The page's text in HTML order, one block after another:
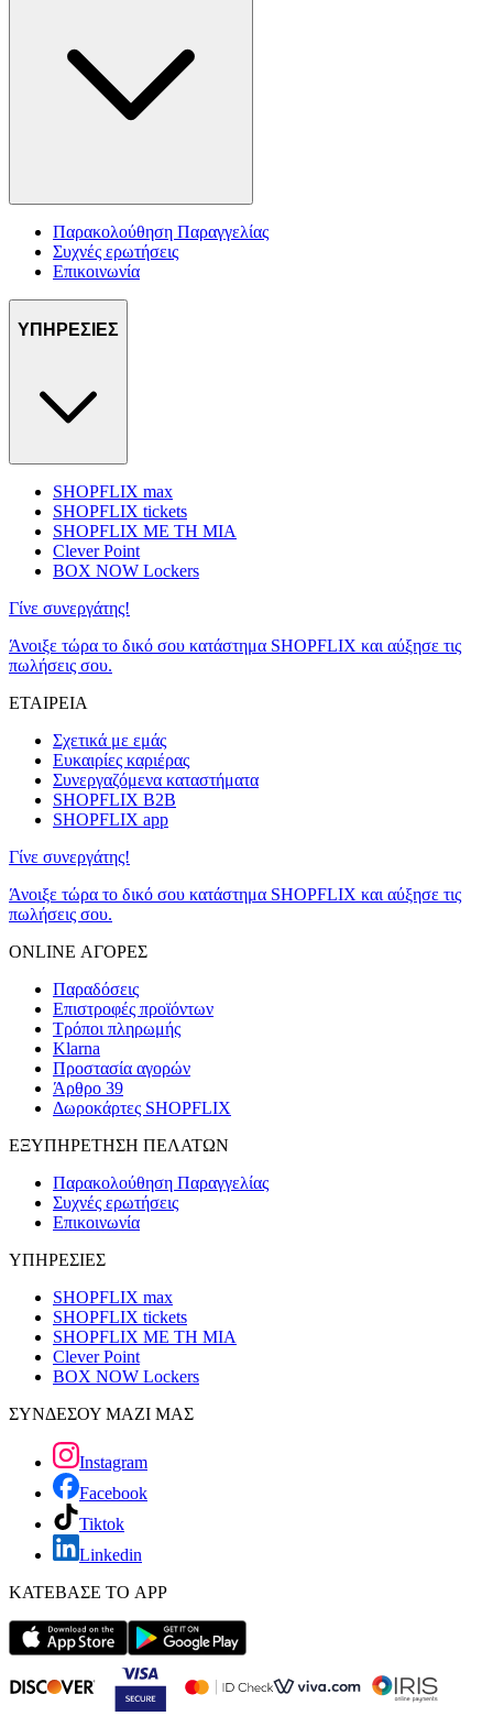
Παρακολούθηση Παραγγελίας
Συχνές ερωτήσεις
Επικοινωνία
ΥΠΗΡΕΣΙΕΣ
SHOPFLIX max
SHOPFLIX tickets
SHOPFLIX ΜΕ ΤΗ ΜΙΑ
Clever Point
BOX NOW Lockers
Γίνε συνεργάτης!
Άνοιξε τώρα το δικό σου κατάστημα SHOPFLIX και αύξησε τις
πωλήσεις σου.
ΕΤΑΙΡΕΙΑ
Σχετικά με εμάς
Ευκαιρίες καριέρας
Συνεργαζόμενα καταστήματα
SHOPFLIX B2B
SHOPFLIX app
Γίνε συνεργάτης!
Άνοιξε τώρα το δικό σου κατάστημα SHOPFLIX και αύξησε τις
πωλήσεις σου.
ONLINE ΑΓΟΡΕΣ
Παραδόσεις
Επιστροφές προϊόντων
Τρόποι πληρωμής
Klarna
Προστασία αγορών
Άρθρο 39
Δωροκάρτες SHOPFLIX
ΕΞΥΠΗΡΕΤΗΣΗ ΠΕΛΑΤΩΝ
Παρακολούθηση Παραγγελίας
Συχνές ερωτήσεις
Επικοινωνία
ΥΠΗΡΕΣΙΕΣ
SHOPFLIX max
SHOPFLIX tickets
SHOPFLIX ΜΕ ΤΗ ΜΙΑ
Clever Point
BOX NOW Lockers
ΣΥΝΔΕΣΟΥ ΜΑΖΙ ΜΑΣ
Instagram
Facebook
Tiktok
Linkedin
ΚΑΤΕΒΑΣΕ ΤΟ APP